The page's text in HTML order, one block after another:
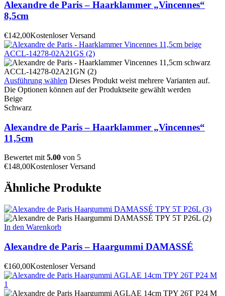
Alexandre de Paris – Haarklammer „Vincennes“
8,5cm
€142,00Kostenloser Versand
Ausführung wählen Dieses Produkt weist mehrere Varianten auf.
Die Optionen können auf der Produktseite gewählt werden
Beige
Schwarz
Alexandre de Paris – Haarklammer „Vincennes“
11,5cm
Bewertet mit 5.00 von 5
€148,00Kostenloser Versand
Ähnliche Produkte
In den Warenkorb
Alexandre de Paris – Haargummi DAMASSÉ
€160,00Kostenloser Versand